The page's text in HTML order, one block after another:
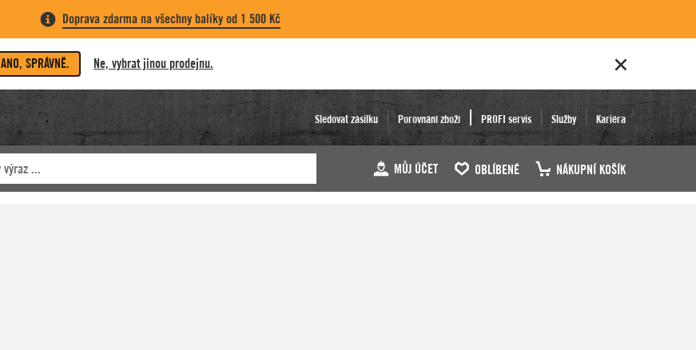
Doprava zdarma na všechny balíky od 1 500 Kč
ANO, SPRÁVNĚ. Ne, vybrat jinou prodejnu.
Sledovat zásilku Porovnání zboží PROFI servis Služby Kariéra
MŮJ ÚČET OBLÍBENÉ NÁKUPNÍ KOŠÍK